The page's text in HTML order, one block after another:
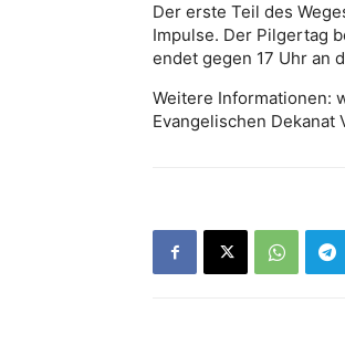
Der erste Teil des
Impulse. Der Pilgertag
endet gegen 17 Uhr an
Weitere Informationen:
Evangelischen